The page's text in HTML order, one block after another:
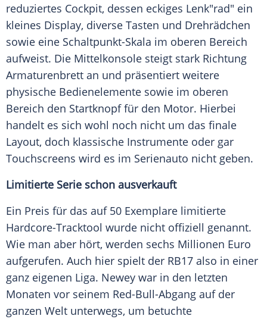
reduziertes Cockpit, dessen eckiges Lenk"rad" ein
kleines Display, diverse Tasten und Drehrädchen
sowie eine Schaltpunkt-Skala im oberen Bereich
aufweist. Die Mittelkonsole steigt stark Richtung
Armaturenbrett an und präsentiert weitere
physische Bedienelemente sowie im oberen
Bereich den Startknopf für den Motor. Hierbei
handelt es sich wohl noch nicht um das finale
Layout, doch klassische Instrumente oder gar
Touchscreens wird es im Serienauto nicht geben.
Limitierte Serie schon ausverkauft
Ein Preis für das auf 50 Exemplare limitierte
Hardcore-Tracktool wurde nicht offiziell genannt.
Wie man aber hört, werden sechs Millionen Euro
aufgerufen. Auch hier spielt der RB17 also in einer
ganz eigenen Liga. Newey war in den letzten
Monaten vor seinem Red-Bull-Abgang auf der
ganzen Welt unterwegs, um betuchte